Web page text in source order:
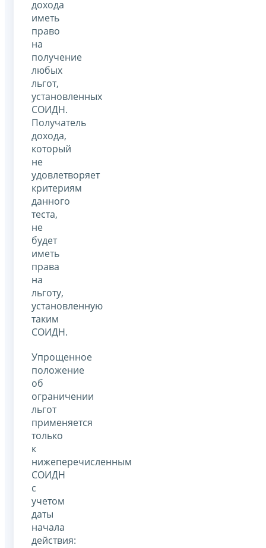
дохода
иметь
право
на
получение
любых
льгот,
установленных
СОИДН.
Получатель
дохода,
который
не
удовлетворяет
критериям
данного
теста,
не
будет
иметь
права
на
льготу,
установленную
таким
СОИДН.
Упрощенное
положение
об
ограничении
льгот
применяется
только
к
нижеперечисленным
СОИДН
с
учетом
даты
начала
действия: